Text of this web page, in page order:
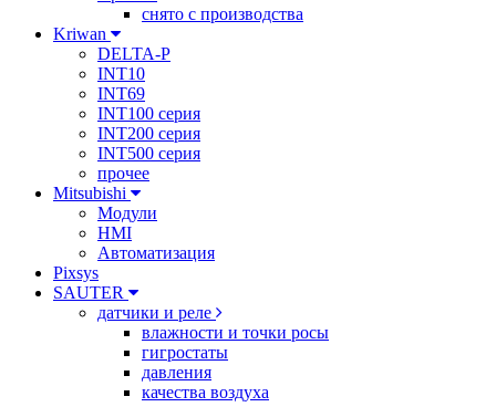
снято с производства
Kriwan
DELTA-P
INT10
INT69
INT100 серия
INT200 серия
INT500 серия
прочее
Mitsubishi
Модули
HMI
Автоматизация
Pixsys
SAUTER
датчики и реле
влажности и точки росы
гигростаты
давления
качества воздуха